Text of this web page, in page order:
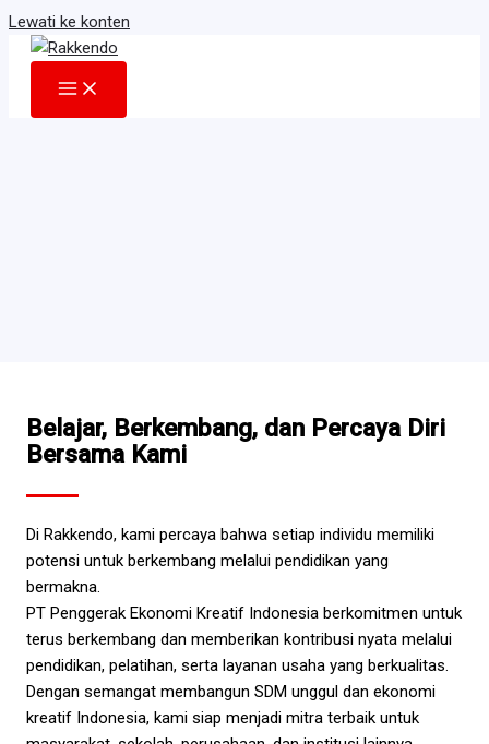
Lewati ke konten
Belajar, Berkembang, dan Percaya Diri
Bersama Kami
Di Rakkendo, kami percaya bahwa setiap individu memiliki
potensi untuk berkembang melalui pendidikan yang
bermakna.
PT Penggerak Ekonomi Kreatif Indonesia berkomitmen untuk
terus berkembang dan memberikan kontribusi nyata melalui
pendidikan, pelatihan, serta layanan usaha yang berkualitas.
Dengan semangat membangun SDM unggul dan ekonomi
kreatif Indonesia, kami siap menjadi mitra terbaik untuk